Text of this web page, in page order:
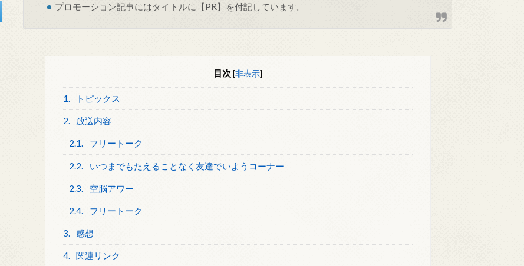
プロモーション記事にはタイトルに【PR】を付記しています。
目次 [非表示]
1. トピックス
2. 放送内容
2.1. フリートーク
2.2. いつまでもたえることなく友達でいようコーナー
2.3. 空脳アワー
2.4. フリートーク
3. 感想
4. 関連リンク